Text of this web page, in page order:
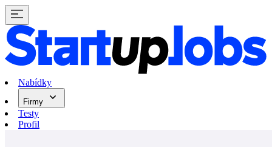
Nabídky
Firmy
Testy
Profil